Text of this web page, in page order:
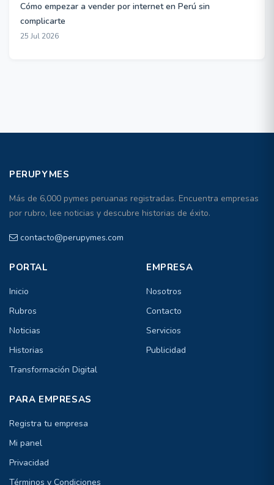
Cómo empezar a vender por internet en Perú sin
complicarte
25 Jul 2026
PERUPYMES
Más de 6,000 pymes peruanas registradas. Encuentra empresas
por rubro, lee noticias y descubre historias de éxito.
contacto@perupymes.com
PORTAL
Inicio
Rubros
Noticias
Historias
Transformación Digital
EMPRESA
Nosotros
Contacto
Servicios
Publicidad
PARA EMPRESAS
Registra tu empresa
Mi panel
Privacidad
Términos y Condiciones